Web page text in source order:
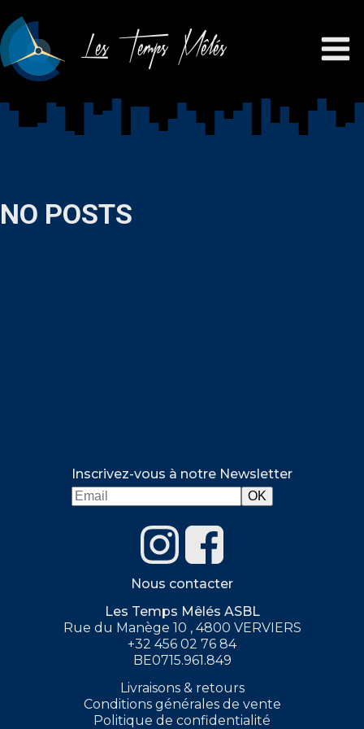
Les Temps Mêlés
NO POSTS
Inscrivez-vous à notre Newsletter
Nous contacter
Les Temps Mêlés ASBL
Rue du Manège 10 , 4800 VERVIERS
+32 456 02 76 84
BE0715.961.849
Livraisons & retours
Conditions générales de vente
Politique de confidentialité